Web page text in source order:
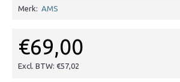
Merk: AMS
€69,00
Excl. BTW: €57,02